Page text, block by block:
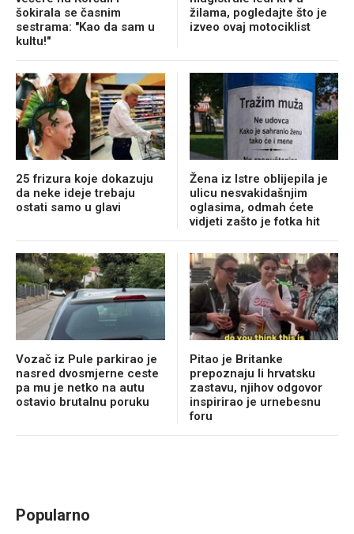
šokirala se časnim
sestrama: "Kao da sam u
kultu!"
žilama, pogledajte što je
izveo ovaj motociklist
25 frizura koje dokazuju
da neke ideje trebaju
ostati samo u glavi
Žena iz Istre oblijepila je
ulicu nesvakidašnjim
oglasima, odmah ćete
vidjeti zašto je fotka hit
Vozač iz Pule parkirao je
nasred dvosmjerne ceste
pa mu je netko na autu
ostavio brutalnu poruku
Pitao je Britanke
prepoznaju li hrvatsku
zastavu, njihov odgovor
inspirirao je urnebesnu
foru
Popularno